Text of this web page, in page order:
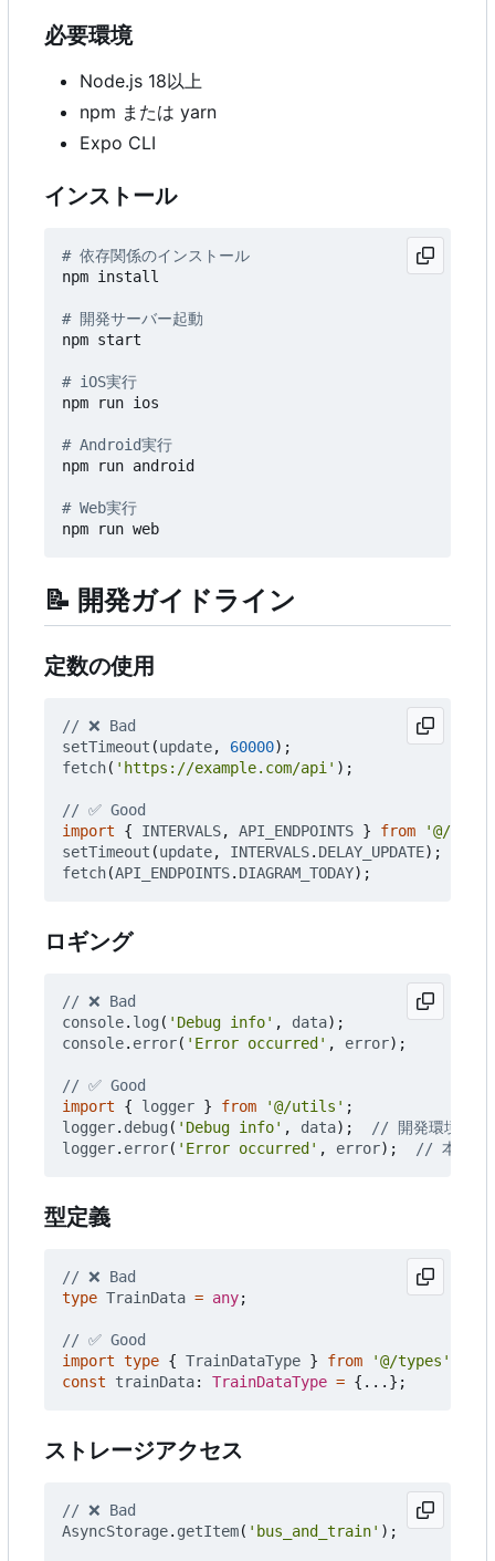
必要環境
Node.js 18以上
npm または yarn
Expo CLI
インストール
# 依存関係のインストール
npm install
# 開発サーバー起動
npm start
# iOS実行
npm run ios
# Android実行
npm run android
# Web実行
📝 開発ガイドライン
定数の使用
setTimeout (update, 60000);
fetch( 'https://example.com/api' );
import
{ INTERVALS, API_ENDPOINTS } from
'@/
setTimeout (update, INTERVALS. DELAY_UPDATE);
fetch(API_ENDPOINTS. DIAGRAM_TODAY);
ロギング
console. log ( 'Debug info' , data);
console. error( 'Error occurred' , error);
import
{ logger } from '@/utils' ;
logger. debug ( 'Debug info' , data);
logger. error( 'Error occurred' , error);
型定義
type TrainData = any;
import type { TrainDataType } from '@/types'
const
trainData: TrainDataType = {...};
ストレージアクセス
AsyncStorage. getItem( 'bus_and_train' );